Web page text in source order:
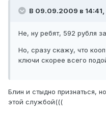
В 09.09.2009 в 14:41,
Не, ну ребят, 592 рубля
Но, сразу скажу, что
ключи скорее всего
Блин и стыдно признаться,
этой службой(((